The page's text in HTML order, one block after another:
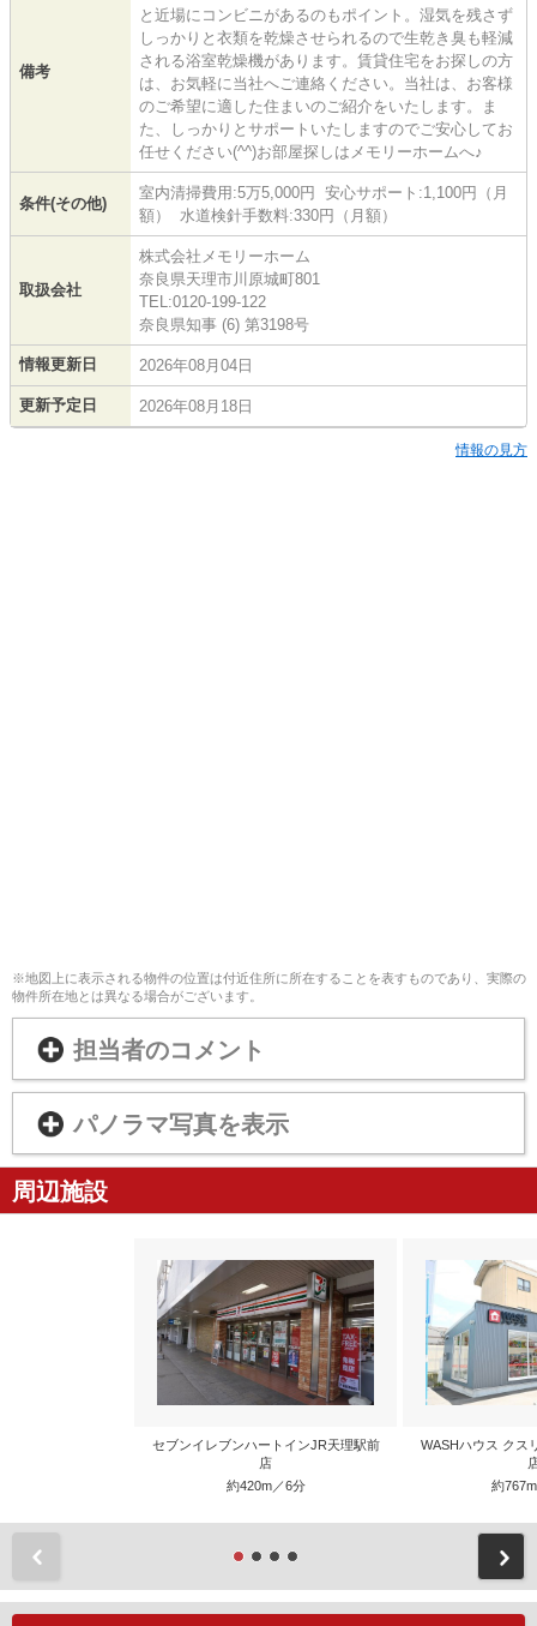
備考
と近場にコンビニがあるのもポイント。湿気を残さず
しっかりと衣類を乾燥させられるので生乾き臭も軽減
される浴室乾燥機があります。賃貸住宅をお探しの方
は、お気軽に当社へご連絡ください。当社は、お客様
のご希望に適した住まいのご紹介をいたします。ま
た、しっかりとサポートいたしますのでご安心してお
任せください(^^)お部屋探しはメモリーホームへ♪
条件(その他)
室内清掃費用:5万5,000円 安心サポート:1,100円（月
額） 水道検針手数料:330円（月額）
取扱会社
株式会社メモリーホーム
奈良県天理市川原城町801
TEL:0120-199-122
奈良県知事 (6) 第3198号
情報更新日 2026年08月04日
更新予定日 2026年08月18日
情報の見方
※地図上に表示される物件の位置は付近住所に所在することを表すものであり、実際の
物件所在地とは異なる場合がございます。
担当者のコメント
パノラマ写真を表示
周辺施設
セブンイレブンハートインJR天理駅前
店
約420m／6分
WASHハウス クス
約